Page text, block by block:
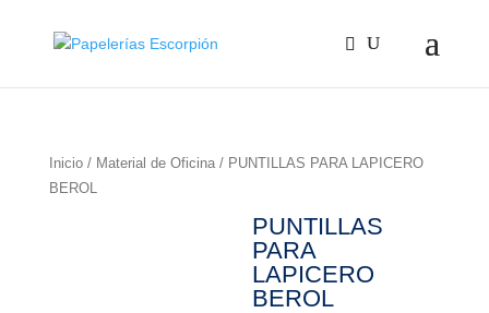
Inicio/ Material de Oficina/ PUNTILLAS PARA LAPICERO
BEROL
PUNTILLAS
PARA
LAPICERO
BEROL